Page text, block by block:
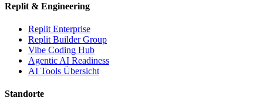
Replit & Engineering
Replit Enterprise
Replit Builder Group
Vibe Coding Hub
Agentic AI Readiness
AI Tools Übersicht
Standorte